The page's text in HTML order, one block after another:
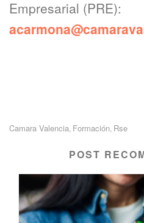
Empresarial (PRE):
Camara Valencia Formación Rse
POST